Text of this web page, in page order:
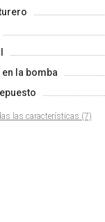
la bomba
las características (7)